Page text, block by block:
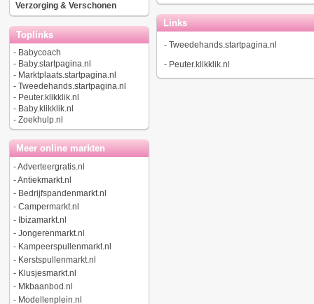
Verzorging & Verschonen
Toplinks
- Babycoach
- Baby.startpagina.nl
- Marktplaats.startpagina.nl
- Tweedehands.startpagina.nl
- Peuter.klikklik.nl
- Baby.klikklik.nl
- Zoekhulp.nl
Meer online markten
-Adverteergratis.nl
-Antiekmarkt.nl
- Bedrijfspandenmarkt.nl
- Campermarkt.nl
- Ibizamarkt.nl
- Jongerenmarkt.nl
- Kampeerspullenmarkt.nl
- Kerstspullenmarkt.nl
- Klusjesmarkt.nl
- Mkbaanbod.nl
- Modellenplein.nl
Links
- Tweedehands.startpagina.nl
- Peuter.klikklik.nl